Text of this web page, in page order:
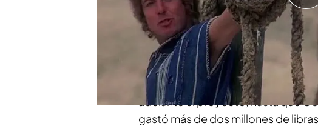
Cuando idearon ‘La vida de Brian’,
muy dulce gracias al éxito de ‘Los
que la productora EMI le dio el
cuando el presidente del grupo
al controvertido tema del que
adelante el proyecto, hasta que
gastó más de dos millones de